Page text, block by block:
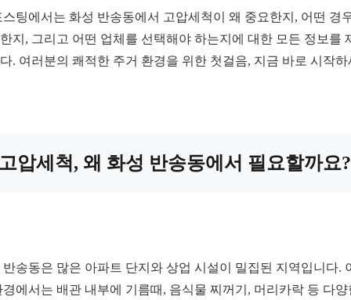
스팅에서는 화성 반송동에서 고압세척이 왜 중요한지, 어떤 경
지, 그리고 어떤 업체를 선택해야 하는지에 대한 모든 정보를
. 여러분의 쾌적한 주거 환경을 위한 첫걸음, 지금 바로 시작하
압세척, 왜 화성 반송동에서 필요할까요?
반송동은 많은 아파트 단지와 상업 시설이 밀집된 지역입니다.
경에서는 배관 내부에 기름때, 음식물 찌꺼기, 머리카락 등 다양